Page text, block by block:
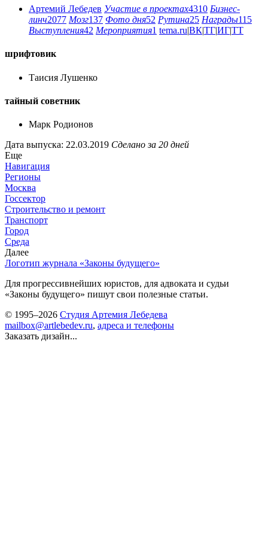
Артемий Лебедев Участие в проектах4310 Бизнес-
линч2077 Мозг137 Фото дня52 Рутина25 Награды115
Выступления42 Мероприятия1 tema.ru|ВК|ТГ|ИГ|ТТ
шрифтовик
Таисия Лушенко
тайный советник
Марк Родионов
Дата выпуска: 22.03.2019 Сделано за 20 дней
Еще
Навигация
Регионы
Москва
Госсектор
Строительство и ремонт
Транспорт
Город
Среда
Далее
Логотип журнала «Законы будущего»
Для прогрессивнейших юристов, для адвоката и судьи
«Законы будущего» пишут свои полезные статьи.
© 1995–2026 Студия Артемия Лебедева
mailbox@artlebedev.ru, адреса и телефоны
Заказать дизайн...